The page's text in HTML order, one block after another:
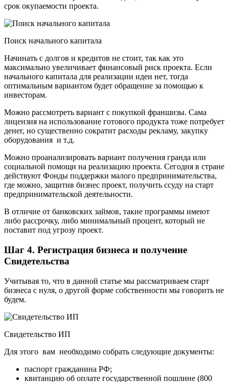
срок окупаемости проекта.
Поиск начального капитала
Начинать с долгов и кредитов не стоит, так как это
максимально увеличивает финансовый риск проекта. Если
начального капитала для реализации идеи нет, тогда
оптимальным вариантом будет обращение за помощью к
инвесторам.
Можно рассмотреть вариант с покупкой франшизы. Сама
лицензия на использование готового продукта тоже потребует
денег, но существенно сократит расходы рекламу, закупку
оборудования и т.д.
Можно проанализировать вариант получения гранда или
социальной помощи на реализацию проекта. Сегодня в стране
действуют Фонды поддержки малого предпринимательства,
где можно, защитив бизнес проект, получить ссуду на старт
предпринимательской деятельности.
В отличие от банковских займов, такие программы имеют
либо рассрочку, либо минимальный процент, который не
поставит под угрозу проект.
Шаг 4. Регистрация бизнеса и получение
Свидетельства
Учитывая то, что в данной статье мы рассматриваем старт
бизнеса с нуля, о другой форме собственности мы говорить не
будем.
Свидетельство ИП
Для этого вам необходимо собрать следующие документы:
паспорт гражданина РФ;
квитанцию об оплате государственной пошлине (800